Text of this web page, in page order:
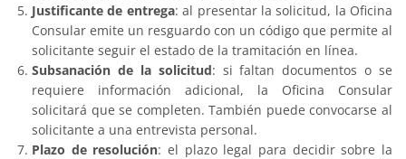
Justificante de entrega: al presentar la solicitud, la Oficina
Consular emite un resguardo con un código que permite al
solicitante seguir el estado de la tramitación en línea.
Subsanación de la solicitud: si faltan documentos o se
requiere información adicional, la Oficina Consular
solicitará que se completen. También puede convocarse al
solicitante a una entrevista personal.
Plazo de resolución: el plazo legal para decidir sobre la